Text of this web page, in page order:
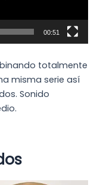
00:51
totalmente
misma serie así
Sonido